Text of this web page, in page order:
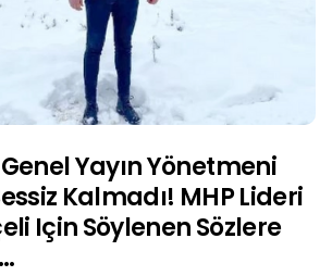
Yayın Yönetmeni
Kalmadı! MHP Lideri
Için Söylenen Sözlere